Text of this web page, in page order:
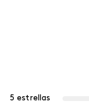
5 estrellas